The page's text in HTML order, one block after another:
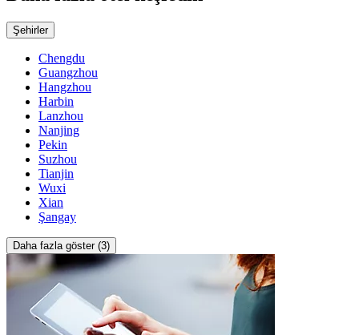
Şehirler
Chengdu
Guangzhou
Hangzhou
Harbin
Lanzhou
Nanjing
Pekin
Suzhou
Tianjin
Wuxi
Xian
Şangay
Daha fazla göster (3)